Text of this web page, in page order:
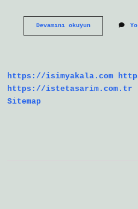
Devamını okuyunYatağın
https://isimyakala.com
https://istetasarim.com.tr
Sitemap